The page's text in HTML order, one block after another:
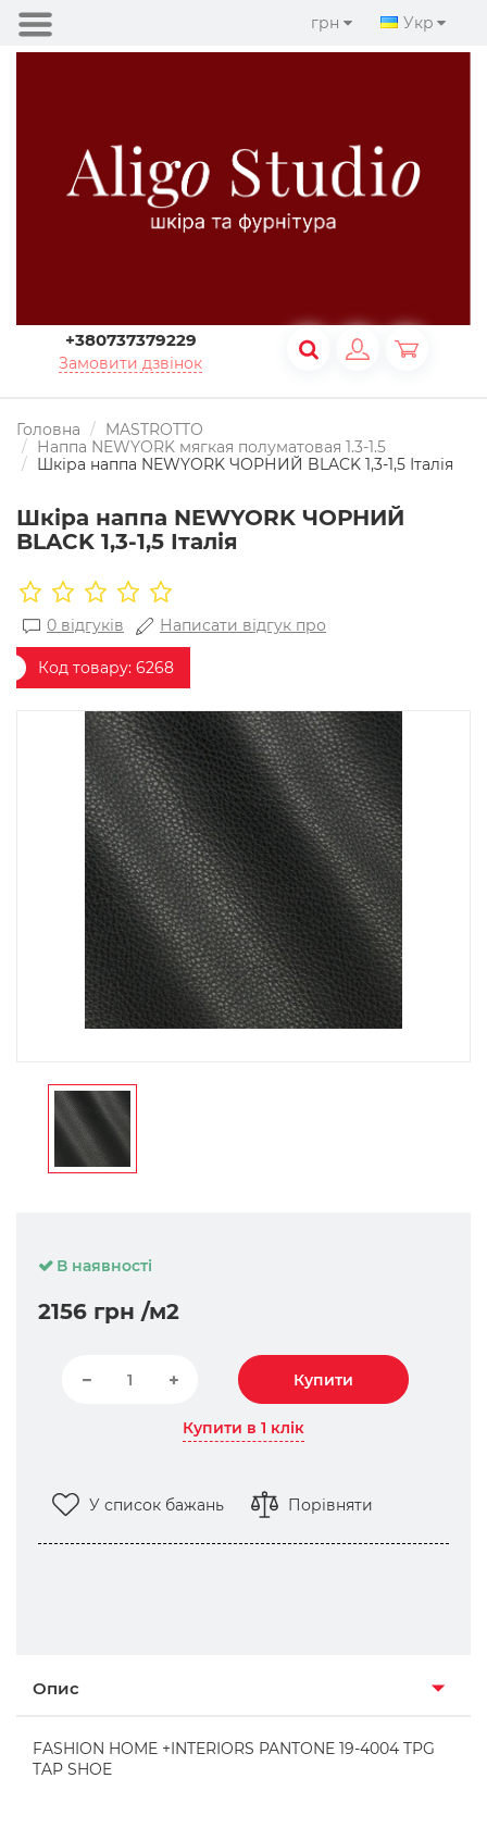
грн Укр
+380737379229
Замовити дзвінок
Головна
MASTROTTO
Наппа NEWYORK мягкая полуматовая 1.3-1.5
Шкіра наппа NEWYORK ЧОРНИЙ BLACK 1,3-1,5 Італія
Шкіра наппа NEWYORK ЧОРНИЙ
BLACK 1,3-1,5 Італія
0 відгуків Написати відгук про
Код товару: 6268
В наявності
2156 грн /м2
Купити
Купити в 1 клік
У список бажань Порівняти
Опис
FASHION HOME +INTERIORS PANTONE 19-4004 TPG
TAP SHOE